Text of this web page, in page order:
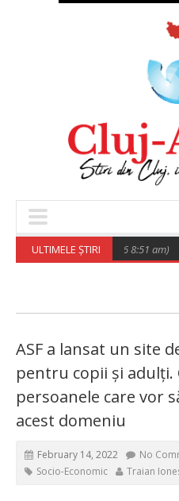
ULTIMELE ȘTIRI
(August 10, 2026 8:51 am)
ASF a lansat un site
pentru copii și adulți.
persoanele care vor
acest domeniu
February 14, 2022 No
Socio-Economic
Traian